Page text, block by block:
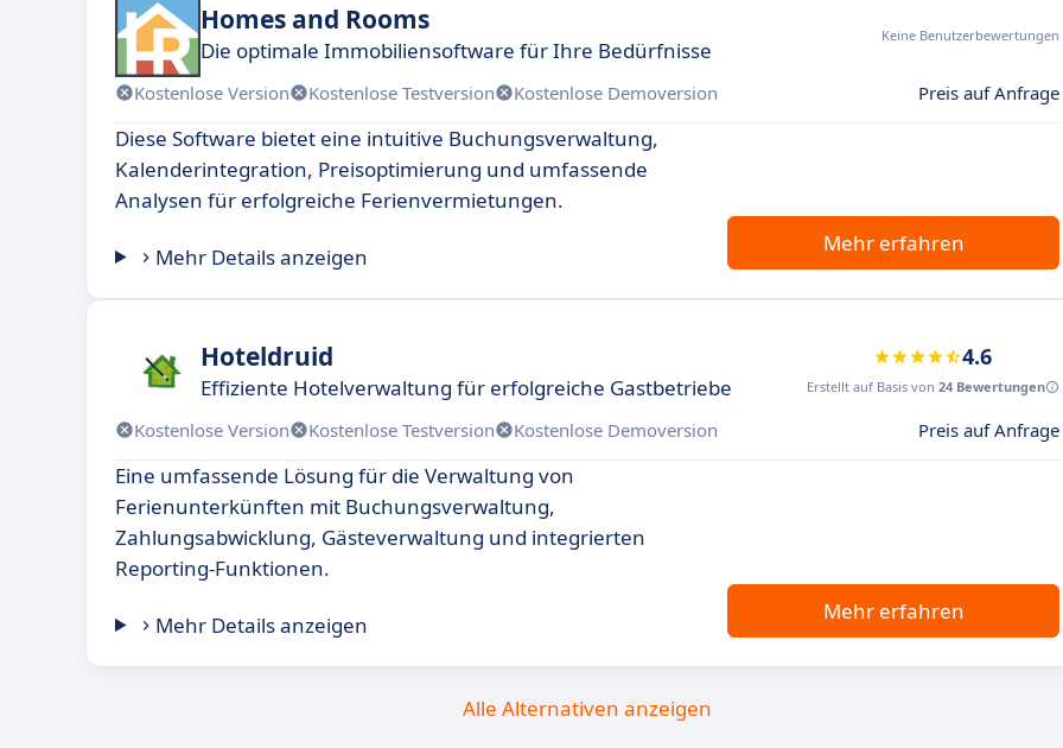
Homes and Rooms
Die optimale Immobiliensoftware für Ihre Bedürfnisse
Keine Benutzerbewertungen
Kostenlose Version Kostenlose Testversion Kostenlose Demoversion Preis auf Anfrage
Diese Software bietet eine intuitive Buchungsverwaltung,
Kalenderintegration, Preisoptimierung und umfassende
Analysen für erfolgreiche Ferienvermietungen.
Mehr Details anzeigen
Mehr erfahren
Hoteldruid
Effiziente Hotelverwaltung für erfolgreiche Gastbetriebe
4.6
Erstellt auf Basis von 24 Bewertungen
Kostenlose Version Kostenlose Testversion Kostenlose Demoversion Preis auf Anfrage
Eine umfassende Lösung für die Verwaltung von
Ferienunterkünften mit Buchungsverwaltung,
Zahlungsabwicklung, Gästeverwaltung und integrierten
Reporting-Funktionen.
Mehr Details anzeigen
Mehr erfahren
Alle Alternativen anzeigen